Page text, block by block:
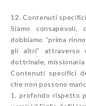
12. Contenuti specifici
Siamo
dobbiamo “prima
gli altri” attraverso
dottrinale, missionaria
Contenuti specifici
che non possono
1. profondo rispetto